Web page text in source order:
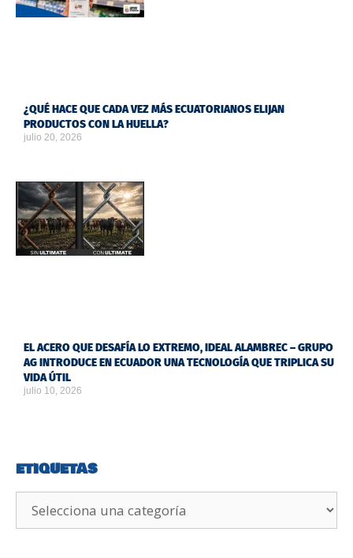
¿QUÉ HACE QUE CADA VEZ MÁS ECUATORIANOS ELIJAN
PRODUCTOS CON LA HUELLA?
julio 20, 2026
EL ACERO QUE DESAFÍA LO EXTREMO, IDEAL ALAMBREC – GRUPO
AG INTRODUCE EN ECUADOR UNA TECNOLOGÍA QUE TRIPLICA SU
VIDA ÚTIL
julio 10, 2026
ETIQUETAS